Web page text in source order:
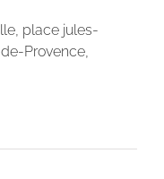
place jules-
Provence,